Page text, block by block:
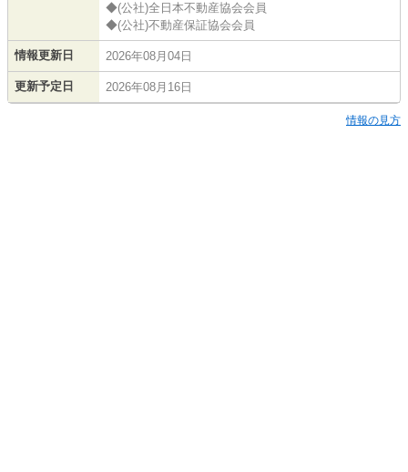
◆(公社)全日本不動産協会会員
◆(公社)不動産保証協会会員
情報更新日 2026年08月04日
更新予定日 2026年08月16日
情報の見方